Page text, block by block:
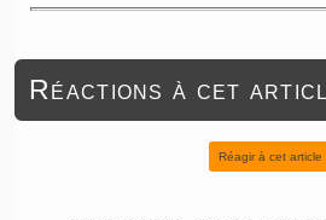
Réactions à cet
Réagir à cet article